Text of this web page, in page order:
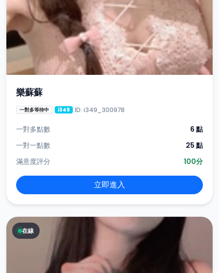
樂蘇蘇
一對多等待中 i349 ID: i349_300978
一對多點數
6 點
一對一點數
25 點
滿意度評分
100分
立即進入
在線